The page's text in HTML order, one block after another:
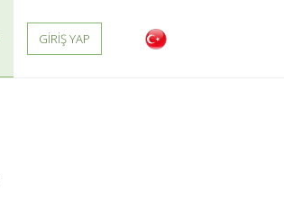
GIRIŞ YAP